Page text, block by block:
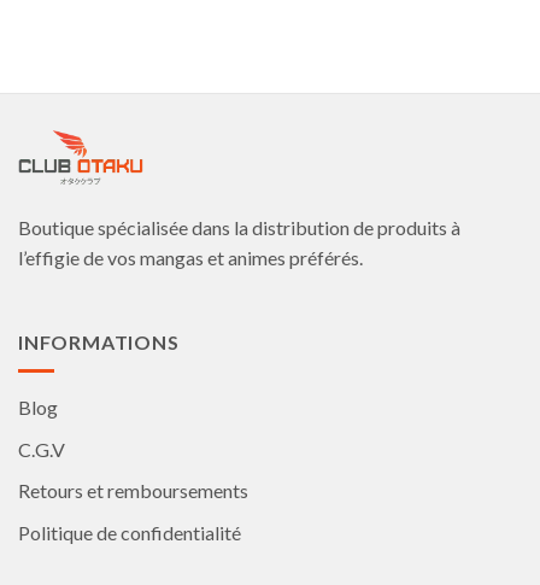
Les
être
sur
la
Les
sur
Boutique spécialisée dans la distribution de produits à
l’effigie de vos mangas et animes préférés.
INFORMATIONS
Blog
C.G.V
Retours et remboursements
Politique de confidentialité